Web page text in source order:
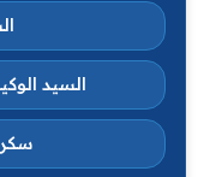
السيد